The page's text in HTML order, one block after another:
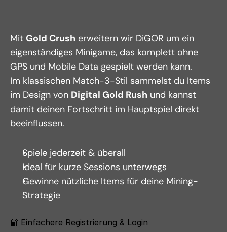
Mit Gold Crush erweitern wir DiGOR um ein
eigenständiges Minigame, das komplett ohne
GPS und Mobile Data gespielt werden kann.
Im klassischen Match-3-Stil sammelst du Items
im Design von Digital Gold Rush und kannst
damit deinen Fortschritt im Hauptspiel direkt
beeinflussen.
Spiele jederzeit & überall
Ideal für kurze Sessions unterwegs
Gewinne nützliche Items für deine Mining-
Strategie
🔐 Einfachere Registrierung & Login